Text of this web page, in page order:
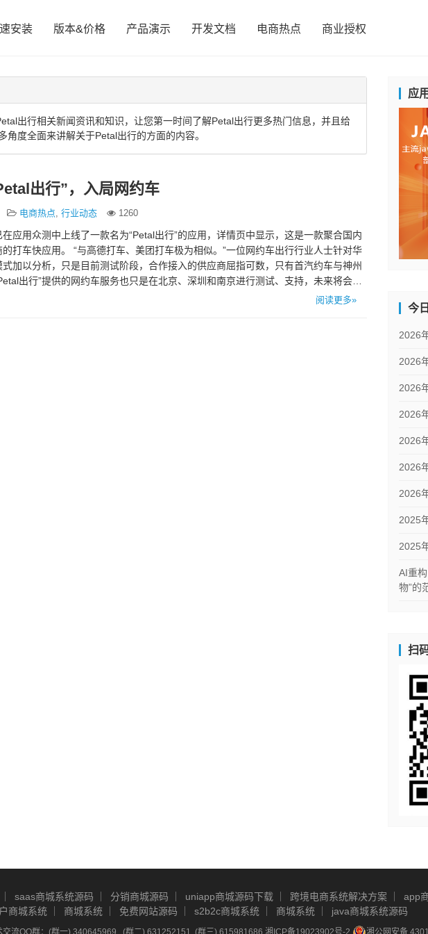
安装 版本&价格 产品演示 开发文档 电商热点 商业授权
出行相关新闻资讯和知识，让您第一时间了解Petal出行更多热门信息，并且给
度全面来讲解关于Petal出行的方面的内容。
出行”，入局网约车
电商热点, 行业动态 1260
应用众测中上线了一款名为“Petal出行”的应用，详情页中显示，这是一款聚合国内
打车快应用。 “与高德打车、美团打车极为相似。”一位网约车出行行业人士针对华
加以分析，只是目前测试阶段，合作接入的供应商屈指可数，只有首汽约车与神州
出行”提供的网约车服务也只是在北京、深圳和南京进行测试、支持，未来将会持
阅读更多»
应
今
2026
2026
2026
2026
2026
2026
2026
2025
2025
AI重
物”的
扫
saas商城系统源码 分销商城源码 uniapp商城源码下载 跨境电商系统解决方案 app
商城系统 商城系统 免费网站源码 s2b2c商城系统 商城系统 java商城系统源码
流QQ群：(群一) 340645969 , (群二) 631252151, (群三) 615981686 湘ICP备19023902号-2 湘公网安备